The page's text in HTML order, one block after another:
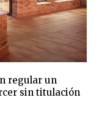
regular un
sin titulación